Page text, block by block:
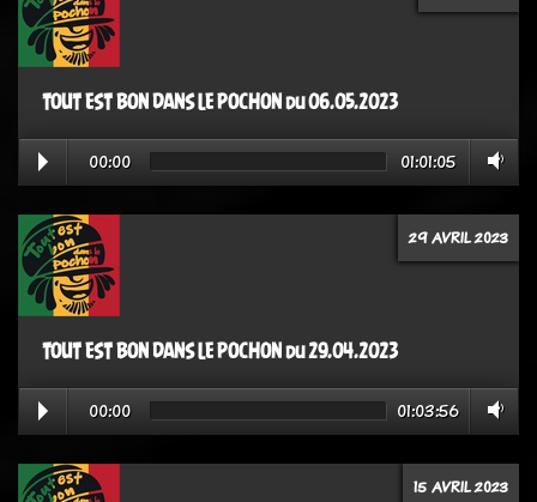
TOUT EST BON DANS LE POCHON du 06.05.2023
00:00 01:01:05
29 AVRIL 2023
TOUT EST BON DANS LE POCHON du 29.04.2023
00:00 01:03:56
15 AVRIL 2023